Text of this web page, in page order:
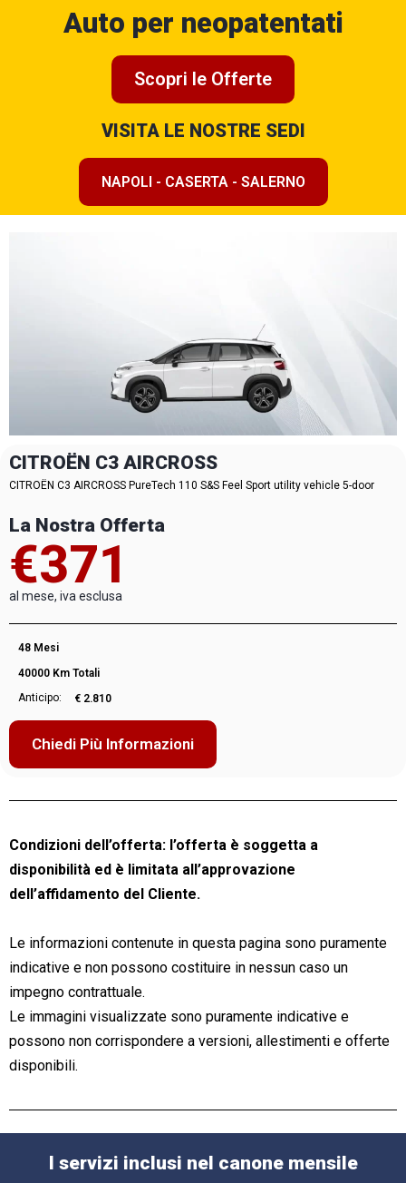
Auto per neopatentati
Scopri le Offerte
VISITA LE NOSTRE SEDI
NAPOLI - CASERTA - SALERNO
CITROËN C3 AIRCROSS
CITROËN C3 AIRCROSS PureTech 110 S&S Feel Sport utility vehicle 5-door
La Nostra Offerta
€371
al mese, iva esclusa
48 Mesi
40000 Km Totali
Anticipo:
€ 2.810
Chiedi Più Informazioni
Condizioni dell’offerta: l’offerta è soggetta a
disponibilità ed è limitata all’approvazione
dell’affidamento del Cliente.
Le informazioni contenute in questa pagina sono puramente
indicative e non possono costituire in nessun caso un
impegno contrattuale.
Le immagini visualizzate sono puramente indicative e
possono non corrispondere a versioni, allestimenti e offerte
disponibili.
I servizi inclusi nel canone mensile